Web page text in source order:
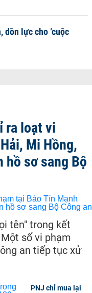
dồn lực cho ‘cuộc
ra loạt vi
Mi Hồng,
hồ sơ sang Bộ
tên" trong kết
số vi phạm
an tiếp tục xử
PNJ chỉ mua lại